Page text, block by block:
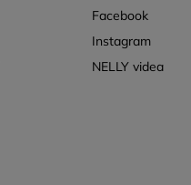
Facebook
Instagram
NELLY videa